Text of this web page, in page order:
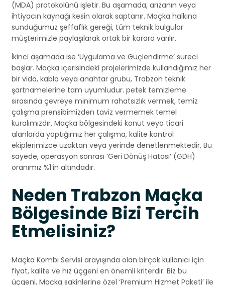
(MDA) protokolünü işletir. Bu aşamada, arızanın veya
ihtiyacın kaynağı kesin olarak saptanır. Maçka halkına
sunduğumuz şeffaflık gereği, tüm teknik bulgular
müşterimizle paylaşılarak ortak bir karara varılır.
İkinci aşamada ise ‘Uygulama ve Güçlendirme’ süreci
başlar. Maçka içerisindeki projelerimizde kullandığımız her
bir vida, kablo veya anahtar grubu, Trabzon teknik
şartnamelerine tam uyumludur. petek temizleme
sırasında çevreye minimum rahatsızlık vermek, temiz
çalışma prensibimizden taviz vermemek temel
kuralımızdır. Maçka bölgesindeki konut veya ticari
alanlarda yaptığımız her çalışma, kalite kontrol
ekiplerimizce uzaktan veya yerinde denetlenmektedir. Bu
sayede, operasyon sonrası ‘Geri Dönüş Hatası’ (GDH)
oranımız %1’in altındadır.
Neden Trabzon Maçka
Bölgesinde Bizi Tercih
Etmelisiniz?
Maçka Kombi Servisi arayışında olan birçok kullanıcı için
fiyat, kalite ve hız üçgeni en önemli kriterdir. Biz bu
üçgeni, Maçka sakinlerine özel ‘Premium Hizmet Paketi’ ile